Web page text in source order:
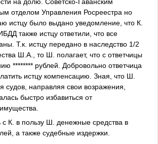
отделом Управления Росреестра но
истцу было выдано уведомление, что К.
также истцу ответили, что все
Т.к. истцу передано в наследство 1/2
Ш.А., то Ш. полагает, что с ответчицы
******** рублей. Добровольно ответчица
истцу компенсацию. Зная, что Ш.
судов, направляя свои возражения,
быстро избавиться от
с К. в пользу Ш. денежные средства в
а также судебные издержки.